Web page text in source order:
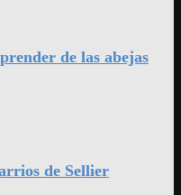
de las abejas
de Sellier